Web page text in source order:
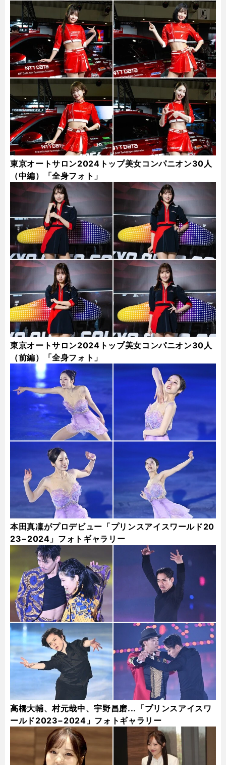
東京オートサロン2024トップ美女コンパニオン30人
（中編）「全身フォト」
東京オートサロン2024トップ美女コンパニオン30人
（前編）「全身フォト」
本田真凜がプロデビュー「プリンスアイスワールド20
23−2024」フォトギャラリー
高橋大輔、村元哉中、宇野昌磨...「プリンスアイスワ
ールド2023−2024」フォトギャラリー